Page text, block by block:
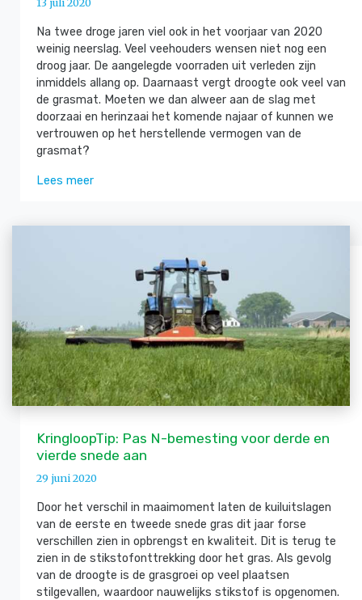
Na twee droge jaren viel ook in het voorjaar van 2020
weinig neerslag. Veel veehouders wensen niet nog een
droog jaar. De aangelegde voorraden uit verleden zijn
inmiddels allang op. Daarnaast vergt droogte ook veel van
de grasmat. Moeten we dan alweer aan de slag met
doorzaai en herinzaai het komende najaar of kunnen we
vertrouwen op het herstellende vermogen van de
grasmat?
Lees meer
KringloopTip: Pas N-bemesting voor derde en
vierde snede aan
29 juni 2020
Door het verschil in maaimoment laten de kuiluitslagen
van de eerste en tweede snede gras dit jaar forse
verschillen zien in opbrengst en kwaliteit. Dit is terug te
zien in de stikstofonttrekking door het gras. Als gevolg
van de droogte is de grasgroei op veel plaatsen
stilgevallen, waardoor nauwelijks stikstof is opgenomen.